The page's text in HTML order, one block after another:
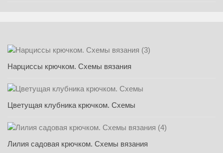
Нарциссы крючком. Схемы вязания
Цветущая клубника крючком. Схемы
Лилия садовая крючком. Схемы вязания